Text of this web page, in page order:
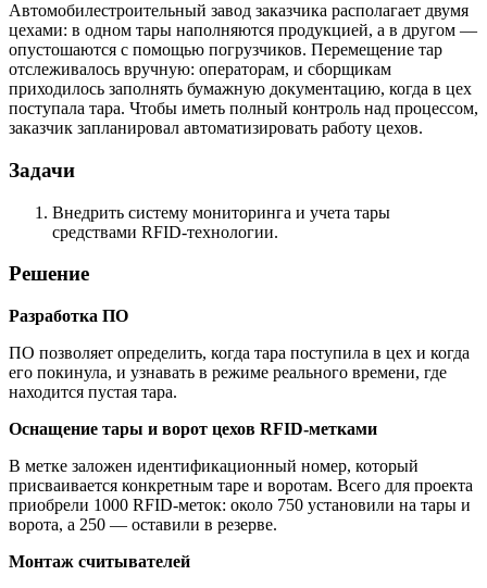
Автомобилестроительный завод заказчика располагает двумя
цехами: в одном тары наполняются продукцией, а в другом —
опустошаются с помощью погрузчиков. Перемещение тар
отслеживалось вручную: операторам, и сборщикам
приходилось заполнять бумажную документацию, когда в цех
поступала тара. Чтобы иметь полный контроль над процессом,
заказчик запланировал автоматизировать работу цехов.
Задачи
Внедрить систему мониторинга и учета тары
средствами RFID-технологии.
Решение
Разработка ПО
ПО позволяет определить, когда тара поступила в цех и когда
его покинула, и узнавать в режиме реального времени, где
находится пустая тара.
Оснащение тары и ворот цехов RFID-метками
В метке заложен идентификационный номер, который
присваивается конкретным таре и воротам. Всего для проекта
приобрели 1000 RFID-меток: около 750 установили на тары и
ворота, а 250 — оставили в резерве.
Монтаж считывателей